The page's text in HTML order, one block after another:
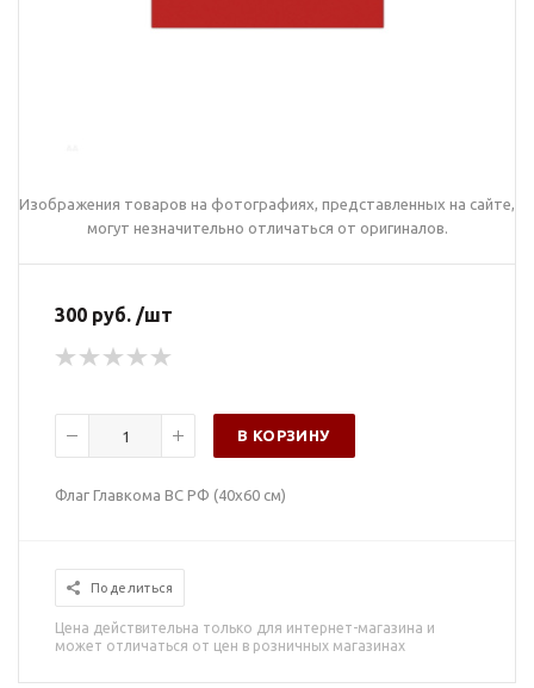
Изображения товаров на фотографиях, представленных на сайте,
могут незначительно отличаться от оригиналов.
300 руб. /шт
В КОРЗИНУ
Флаг Главкома ВС РФ (40х60 см)
Поделиться
Цена действительна только для интернет-магазина и
может отличаться от цен в розничных магазинах